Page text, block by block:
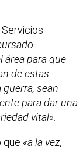
para que
de estas
sean
para dar una
vital».
que «a la vez,